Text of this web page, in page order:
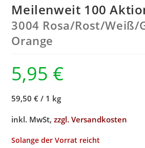
Meilenweit 100
3004 Rosa/Rost/Weiß/
Orange
5,95 €
59,50 € / 1 kg
inkl. MwSt,zzgl. Versandkosten
Solange der Vorrat reicht